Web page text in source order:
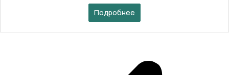
Подробнее